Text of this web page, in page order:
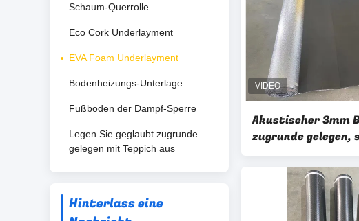
Schaum-Querrolle
Eco Cork Underlayment
EVA Foam Underlayment
Bodenheizungs-Unterlage
Fußboden der Dampf-Sperre
Legen Sie geglaubt zugrunde
gelegen mit Teppich aus
Hinterlass eine
Akustischer 3mm
zugrunde gelegen,
Dampf 3 in 1